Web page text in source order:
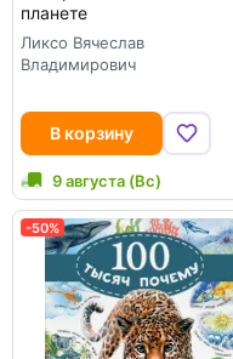
планете
Ликсо Вячеслав
Владимирович
В корзину
9 августа (Вс)
-50%